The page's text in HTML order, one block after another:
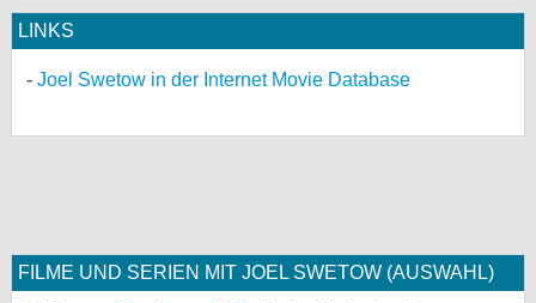
LINKS
Joel Swetow in der Internet Movie Database
FILME UND SERIEN MIT JOEL SWETOW (AUSWAHL)